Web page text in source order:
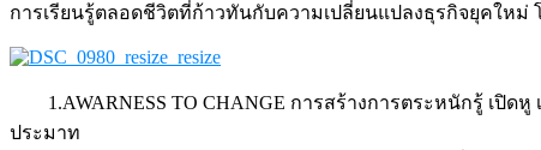
การเรียนรู้ตลอดชีวิตที่ก้าวทันกับความเปลี่ยนแปลงธุรกิจยุคให
1.AWARNESS TO CHANGE การสร้างการตระหนักรู้ เ
ประมาท